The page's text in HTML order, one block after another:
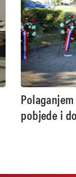
pobjede i